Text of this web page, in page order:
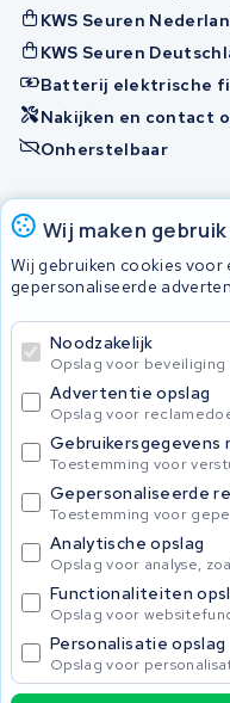
Wij maken
Wij gebruiken cookies
gepersonaliseerde
Noodzakelijk
Opslag voor
Advertentie opslag
Opslag voor
Gebruikersgegevens
Toestemming voor
Gepersonaliseerde
Toestemming voor
Analytische opslag
Opslag voor analyse,
Functionaliteiten
Opslag voor
Personalisatie opslag
Opslag voor
KWS Seuren
KWS Seuren
Batterij elektrische
Nakijken en contact
Onherstelbaar
Accu's